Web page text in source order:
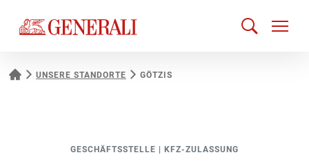
UNSERE STANDORTE GÖTZIS
GESCHÄFTSSTELLE KFZ-ZULASSUNG